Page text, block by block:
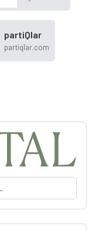
partiQlar
partiqlar.com